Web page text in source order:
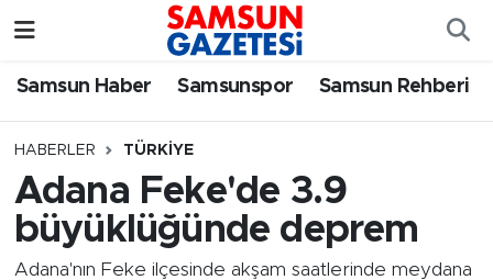
Samsun Haber Samsunspor Samsun Rehberi
HABERLER TÜRKIYE
Adana Feke'de 3.9
büyüklüğünde deprem
Adana'nın Feke ilçesinde akşam saatlerinde meydana
Samsun Haber
Samsunspor
Samsun Rehberi
Resmi İlanlar
Samsun Nöbetçi Eczaneler
Samsun Hava Durumu
SAMSUN Namaz Vakitleri
Samsun Trafik Yoğunluk Haritası